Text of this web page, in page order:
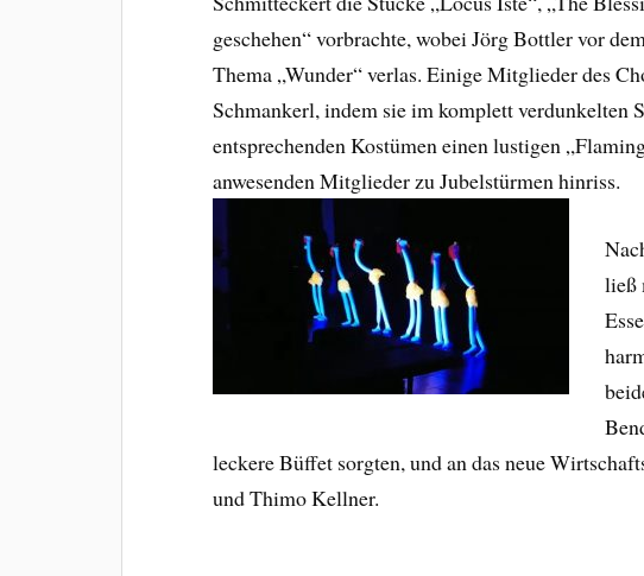
geschehen“ vorbrachte, wobei Jörg Bottler vor
Thema „Wunder“ verlas. Einige Mitglieder des
Schmankerl, indem sie im komplett verdunkelten
entsprechenden Kostümen einen lustigen
anwesenden Mitglieder zu Jubelstürmen hinriss.
ließ
leckere Büffet sorgten, und an das neue
und Thimo Kellner.